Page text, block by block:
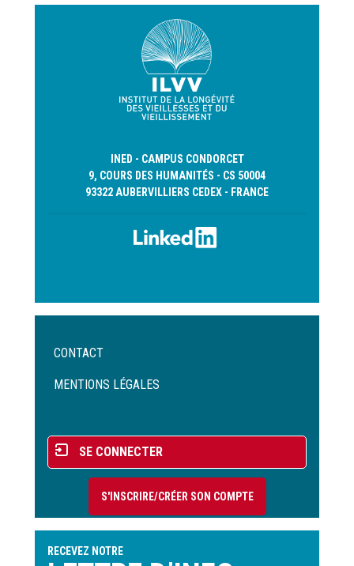
INED - CAMPUS CONDORCET
9, COURS DES HUMANITÉS - CS 50004
93322 AUBERVILLIERS CEDEX - FRANCE
Menu
de
CONTACT
MENTIONS LÉGALES
Menu
du
compte
l'utilisateur
SE CONNECTER
S'INSCRIRE/CRÉER SON COMPTE
RECEVEZ NOTRE